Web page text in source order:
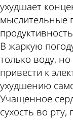
ухудшает
мыслительные
В жаркую
только воду,
привести к
ухудшению
Учащенное
сухость во